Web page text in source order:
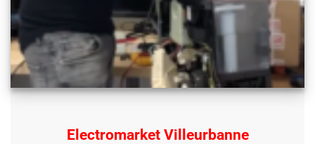
Electromarket Villeurbanne